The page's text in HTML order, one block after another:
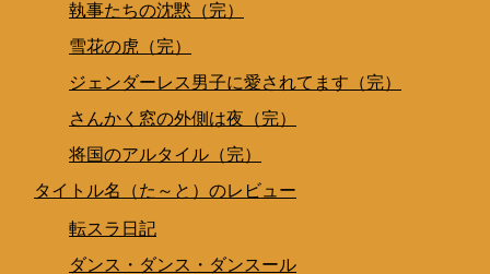
執事たちの沈黙（完）
雪花の虎（完）
ジェンダーレス男子に愛されてます（完）
さんかく窓の外側は夜（完）
将国のアルタイル（完）
タイトル名（た～と）のレビュー
転スラ日記
ダンス・ダンス・ダンスール